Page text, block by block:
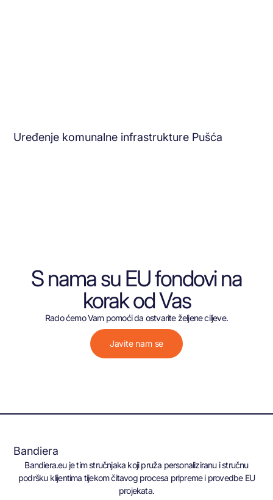
Uređenje komunalne infrastrukture Pušća
S nama su EU fondovi na
korak od Vas
Rado ćemo Vam pomoći da ostvarite željene ciljeve.
Javite nam se
Bandiera
Bandiera.eu je tim stručnjaka koji pruža personaliziranu i stručnu
podršku klijentima tijekom čitavog procesa pripreme i provedbe EU
projekata.